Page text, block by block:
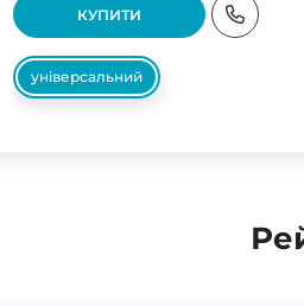
КУПИТИ
універсальний